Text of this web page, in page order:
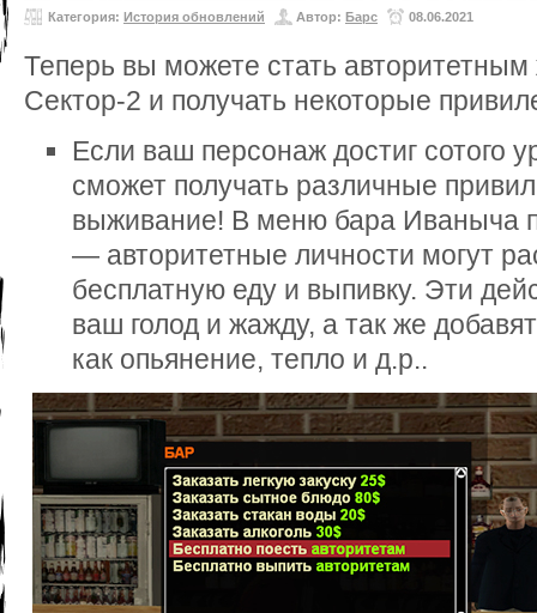
Категория: История обновлений Автор: Барс 08.06.2021
Теперь вы можете стать
Сектор-2 и получать некоторые
Если ваш персонаж достиг сотого
сможет получать различные
выживание! В меню бара Иваныча
— авторитетные личности могут
бесплатную еду и выпивку. Эти
ваш голод и жажду, а так же
как опьянение, тепло и д.р..